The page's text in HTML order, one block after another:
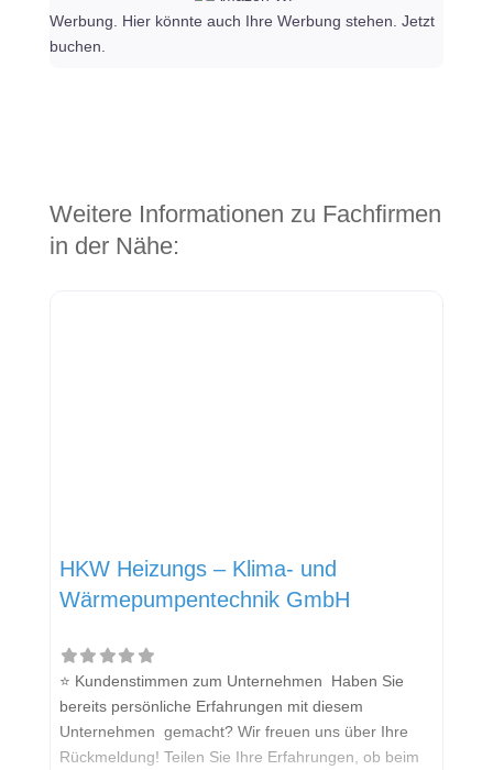
Werbung. Hier könnte auch Ihre Werbung stehen. Jetzt
buchen.
Weitere Informationen zu Fachfirmen
in der Nähe:
HKW Heizungs – Klima- und
Wärmepumpentechnik GmbH
⭐ Kundenstimmen zum Unternehmen Haben Sie
bereits persönliche Erfahrungen mit diesem
Unternehmen gemacht? Wir freuen uns über Ihre
Rückmeldung! Teilen Sie Ihre Erfahrungen, ob beim